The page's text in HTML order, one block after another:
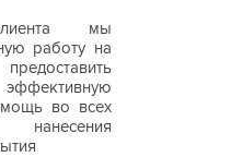
мы
работу на
во всех